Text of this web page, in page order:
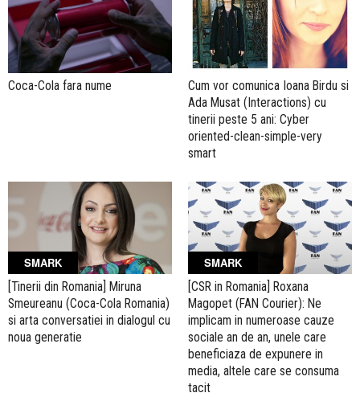
Coca-Cola fara nume
Cum vor comunica Ioana Birdu si
Ada Musat (Interactions) cu
tinerii peste 5 ani: Cyber
oriented-clean-simple-very
smart
SMARK
[Tinerii din Romania] Miruna
Smeureanu (Coca-Cola Romania)
si arta conversatiei in dialogul cu
noua generatie
SMARK
[CSR in Romania] Roxana
Magopet (FAN Courier): Ne
implicam in numeroase cauze
sociale an de an, unele care
beneficiaza de expunere in
media, altele care se consuma
tacit